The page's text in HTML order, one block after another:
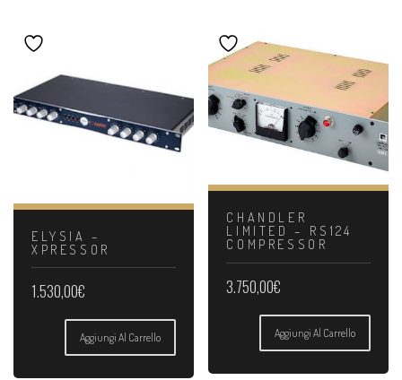
ELYSIA –
XPRESSOR
1.530,00€
Aggiungi Al Carrello
CHANDLER
LIMITED – RS124
COMPRESSOR
3.750,00€
Aggiungi Al Carrello